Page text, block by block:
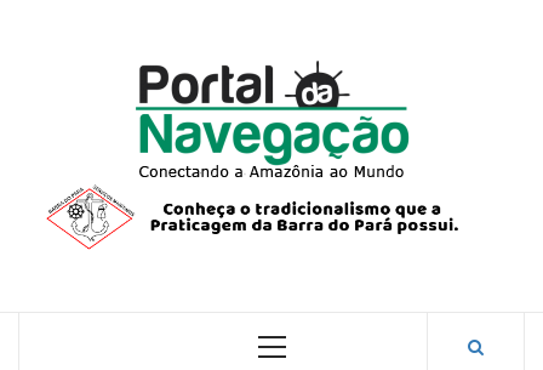
CONECTANDO A AMAZÔNIA COM O MUNDO.
Primary